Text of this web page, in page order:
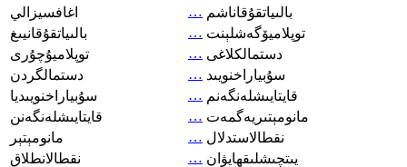
اغافسيزالي
… بالىياتقۇقاناشم
بالىياتقۇقانيىغ
… توپلاميۆگەشلېنت
توپلاميۇچۇرى
… دستمالکلاغی
دستمالگردن
… سۇبياراخنويىد
سۇبياراخنويىديا
… قايتايىشلەنگەنم
قايتايىشلەنگەنن
… مانومېتىريەگمەت
مانومېتېر
… نقطالاستدلال
نقطالانطلاق
… يىتچىشلىقھايۋان